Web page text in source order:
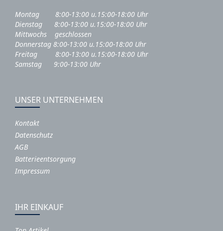
Montag 8:00-13:00 u.15:00-18:00 Uhr
Dienstag 8:00-13:00 u.15:00-18:00 Uhr
Mittwochs geschlossen
Donnerstag 8:00-13:00 u.15:00-18:00 Uhr
Freitag 8:00-13:00 u.15:00-18:00 Uhr
Samstag 9:00-13:00 Uhr
UNSER UNTERNEHMEN
Kontakt
Datenschutz
AGB
Batterieentsorgung
Impressum
IHR EINKAUF